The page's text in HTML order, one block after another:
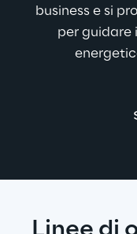
business e si
per guidare